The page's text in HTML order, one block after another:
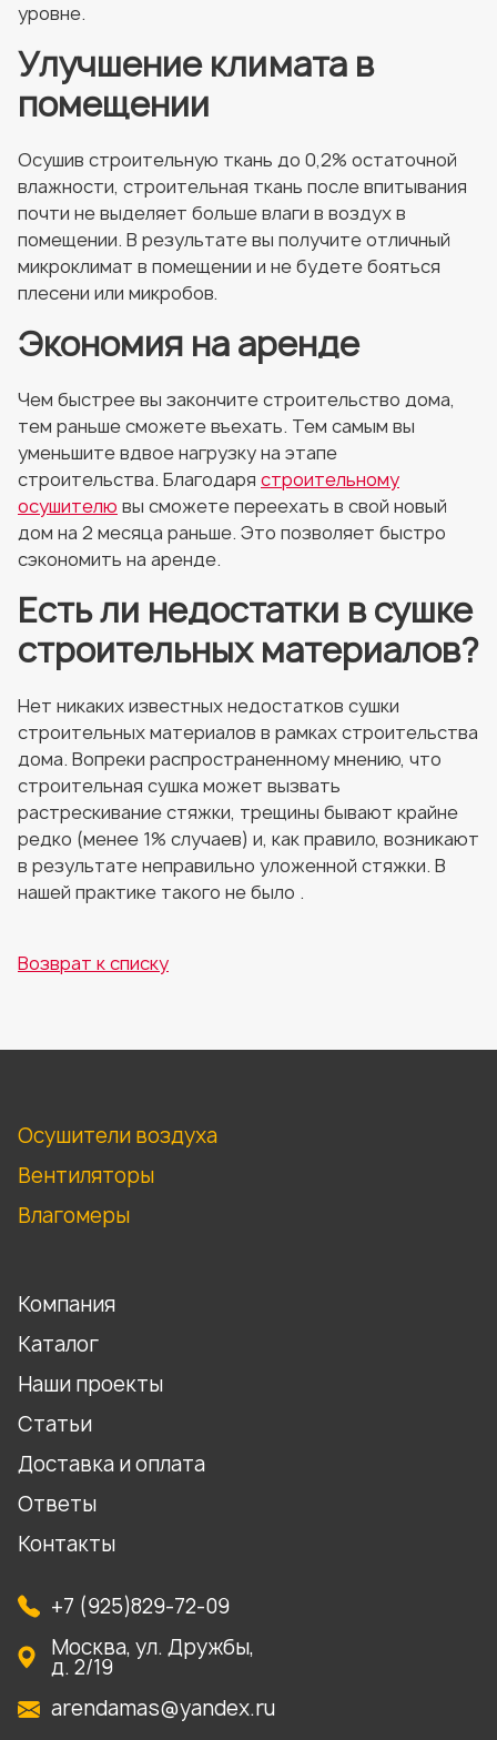
уровне.
Улучшение климата в
помещении
Осушив строительную ткань до 0,2% остаточной
влажности, строительная ткань после впитывания
почти не выделяет больше влаги в воздух в
помещении. В результате вы получите отличный
микроклимат в помещении и не будете бояться
плесени или микробов.
Экономия на аренде
Чем быстрее вы закончите строительство дома,
тем раньше сможете въехать. Тем самым вы
уменьшите вдвое нагрузку на этапе
строительства. Благодаря строительному
осушителю вы сможете переехать в свой новый
дом на 2 месяца раньше. Это позволяет быстро
сэкономить на аренде.
Есть ли недостатки в сушке
строительных материалов?
Нет никаких известных недостатков сушки
строительных материалов в рамках строительства
дома. Вопреки распространенному мнению, что
строительная сушка может вызвать
растрескивание стяжки, трещины бывают крайне
редко (менее 1% случаев) и, как правило, возникают
в результате неправильно уложенной стяжки. В
нашей практике такого не было .
Возврат к списку
Осушители воздуха
Вентиляторы
Влагомеры
Компания
Каталог
Наши проекты
Статьи
Доставка и оплата
Ответы
Контакты
+7 (925)829-72-09
Москва, ул. Дружбы,
д. 2/19
arendamas@yandex.ru